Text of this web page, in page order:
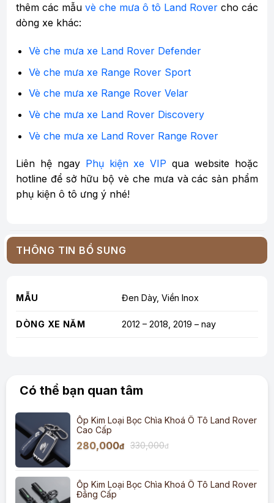
thêm các mẫu vè che mưa ô tô Land Rover cho các
dòng xe khác:
Vè che mưa xe Land Rover Defender
Vè che mưa xe Range Rover Sport
Vè che mưa xe Range Rover Velar
Vè che mưa xe Land Rover Discovery
Vè che mưa xe Land Rover Range Rover
Liên hệ ngay Phụ kiện xe VIP qua website hoặc
hotline để sở hữu bộ vè che mưa và các sản phẩm
phụ kiện ô tô ưng ý nhé!
THÔNG TIN BỔ SUNG
MẪU Đen Dày, Viền Inox
DÒNG XE NĂM 2012 – 2018, 2019 – nay
Có thể bạn quan tâm
Ốp Kim Loại Bọc Chìa Khoá Ô Tô Land Rover
Cao Cấp
280,000đ 330,000đ
Ốp Kim Loại Bọc Chìa Khoá Ô Tô Land Rover
Đẳng Cấp